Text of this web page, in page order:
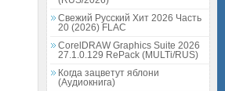
Свежий Русский Хит 2026 Часть
20 (2026) FLAC
CorelDRAW Graphics Suite 2026
27.1.0.129 RePack (MULTi/RUS)
Когда зацветут яблони
(Аудиокнига)